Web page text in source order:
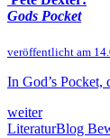
Gods Pocket
veröffentlicht am
In God’s
weiter
LiteraturBlog